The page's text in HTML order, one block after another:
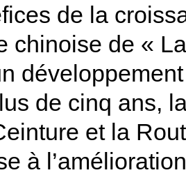
de la
chinoise de «
de cinq ans,
et la
à